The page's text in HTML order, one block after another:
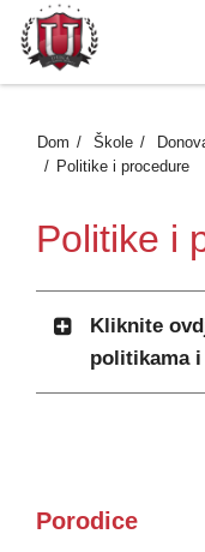
Dom Škole
Politike i procedure
Politike i
Kliknite
politikama
Porodice